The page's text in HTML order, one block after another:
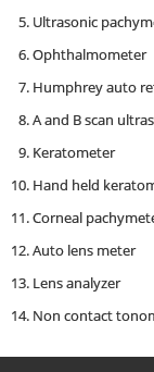
Ultrasonic
Ophthalmometer
Humphrey auto
A and B scan
Keratometer
Hand held
Corneal
Auto lens meter
Lens analyzer
Non contact